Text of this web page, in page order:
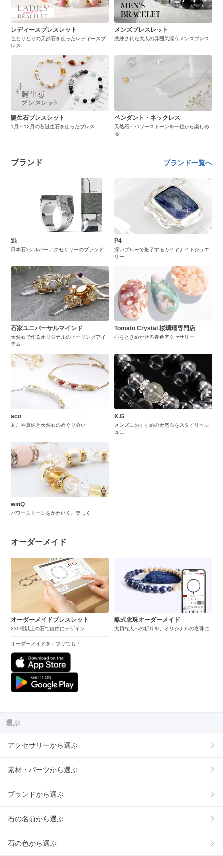
レディースブレスレット
色とりどりの天然石を使ったレディースブ
レス
メンズブレスレット
洗練された大人の雰囲気漂うメンズブレス
誕生石ブレスレット
1月～12月の各誕生石を使ったブレス
ペンダント・ネックレス
天然石・パワーストーンを一粒から楽しめ
る
ブランド ブランド一覧へ
迅
日本石×シルバーアクセサリーのブランド
P4
深いブルーで魅了するカイヤナイトジュエ
リー
石家ユニバーサルマインド
天然石で作るオリジナルのヒーリングアイ
テム
Tomato Crystal 桜瑪瑙専門店
心をときめかせる春色アクセサリー
aco
あこや真珠と天然石のめぐり会い
X.G
メンズにおすすめの天然石をスタイリッシ
ュに
winQ
パワーストーンをかわいく、楽しく
オーダーメイド
オーダーメイドブレスレット
230種以上の石で自由にデザイン
オーダーメイドをアプリでも！
略式念珠オーダーメイド
大切な人への祈りを、オリジナルの念珠に
選ぶ
アクセサリーから選ぶ
素材・パーツから選ぶ
ブランドから選ぶ
石の名前から選ぶ
石の色から選ぶ